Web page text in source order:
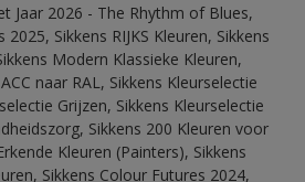
Jaar 2026 - The Rhythm of Blues,
Sikkens RIJKS Kleuren, Sikkens
Modern Klassieke Kleuren,
naar RAL, Sikkens Kleurselectie
Grijzen, Sikkens Kleurselectie
Sikkens 200 Kleuren voor
Kleuren (Painters), Sikkens
Sikkens Colour Futures 2024,